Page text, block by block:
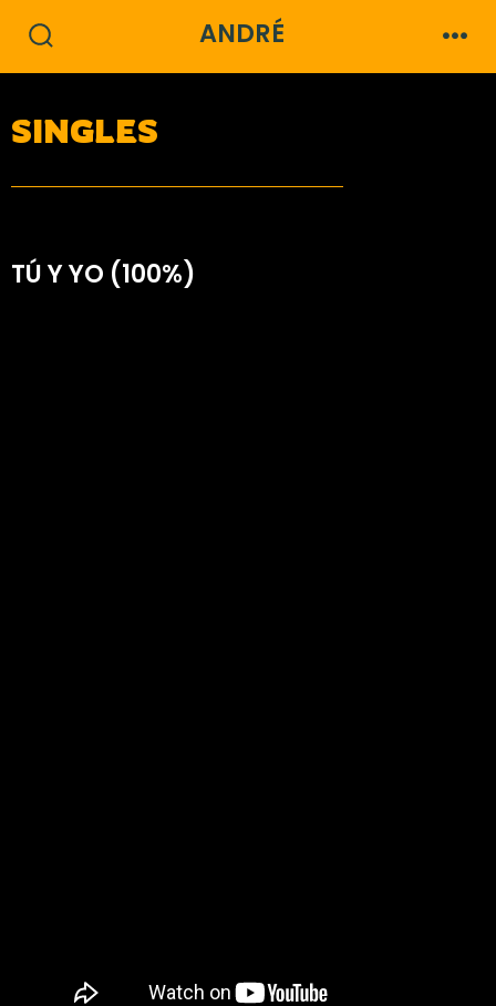
ANDRÉ
SINGLES
TÚ Y YO (100%)